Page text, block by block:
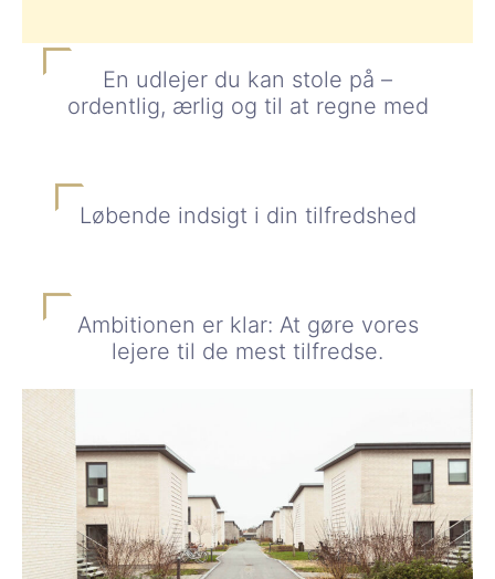
En udlejer du kan stole på –
ordentlig, ærlig og til at regne med
Løbende indsigt i din tilfredshed
Ambitionen er klar: At gøre vores
lejere til de mest tilfredse.